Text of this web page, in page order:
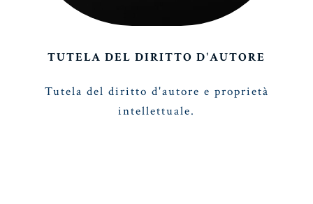
TUTELA DEL DIRITTO D'AUTORE
Tutela del diritto d'autore e proprietà
intellettuale.